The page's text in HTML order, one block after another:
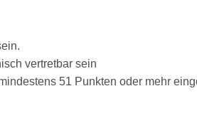
vertretbar sein
51 Punkten oder mehr